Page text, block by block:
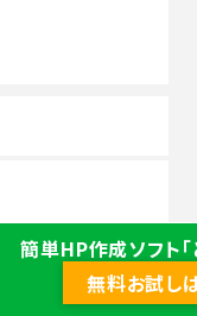
簡単HP作成ソフト「
無料お試し